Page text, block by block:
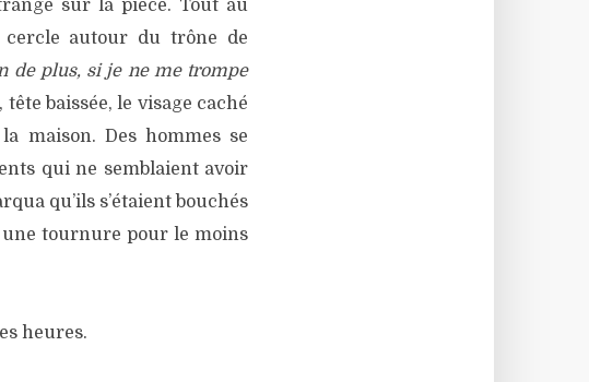
sur la pièce. Tout au
autour du trône de
de plus, si je ne me trompe
baissée, le visage caché
maison. Des hommes se
qui ne semblaient avoir
qu’ils s’étaient bouchés
une tournure pour le moins
heures.